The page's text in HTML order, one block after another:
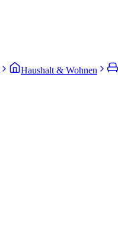
Haushalt & Wohnen